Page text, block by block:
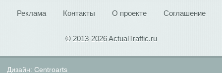
Реклама Контакты О проекте Соглашение
© 2013-2026 ActualTraffic.ru
Дизайн: Centroarts